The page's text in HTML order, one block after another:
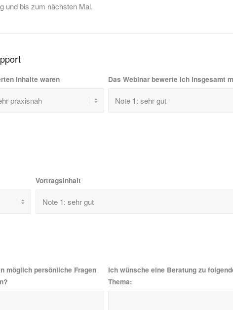
und bis zum nächsten Mal.
Inhalte waren Das Webinar bewerte ich insgesamt
Vortragsinhalt
möglich persönliche Fragen
Ich wünsche eine Beratung zu
Thema: